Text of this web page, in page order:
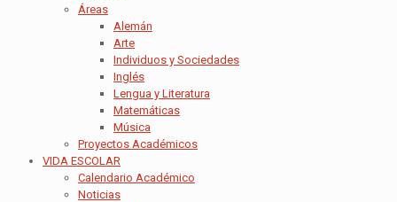
Áreas
Alemán
Arte
Individuos y Sociedades
Inglés
Lengua y Literatura
Matemáticas
Música
Proyectos Académicos
VIDA ESCOLAR
Calendario Académico
Noticias